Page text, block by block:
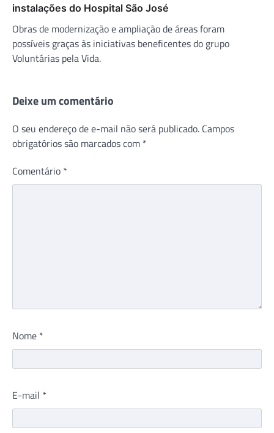
instalações do Hospital São José
Obras de modernização e ampliação de áreas foram
possíveis graças às iniciativas beneficentes do grupo
Voluntárias pela Vida.
Deixe um comentário
O seu endereço de e-mail não será publicado. Campos
obrigatórios são marcados com *
Comentário *
Nome *
E-mail *